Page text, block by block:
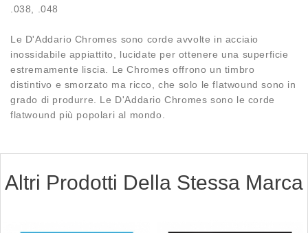
.038, .048
Le D'Addario Chromes sono corde avvolte in acciaio
inossidabile appiattito, lucidate per ottenere una superficie
estremamente liscia. Le Chromes offrono un timbro
distintivo e smorzato ma ricco, che solo le flatwound sono in
grado di produrre. Le D'Addario Chromes sono le corde
flatwound più popolari al mondo.
Altri Prodotti Della Stessa Marca